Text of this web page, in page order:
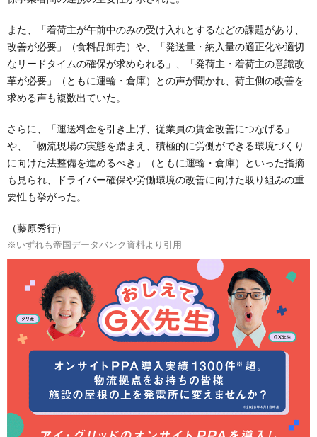
また、「着荷主が午前中のみの受け入れとするなどの課題があり、
改善が必要」（食料品卸売）や、「発送量・納入量の適正化や適切
なリードタイムの確保が求められる」、「発荷主・着荷主の意識改
革が必要」（ともに運輸・倉庫）との声が聞かれ、荷主側の改善を
求める声も複数出ていた。
さらに、「運送料金を引き上げ、従業員の賃金改善につなげる」
や、「物流現場の実態を踏まえ、積極的に労働ができる環境づくり
に向けた法整備を進めるべき」（ともに運輸・倉庫）といった指摘
も見られ、ドライバー確保や労働環境の改善に向けた取り組みの重
要性も挙がった。
（藤原秀行）
※いずれも帝国データバンク資料より引用